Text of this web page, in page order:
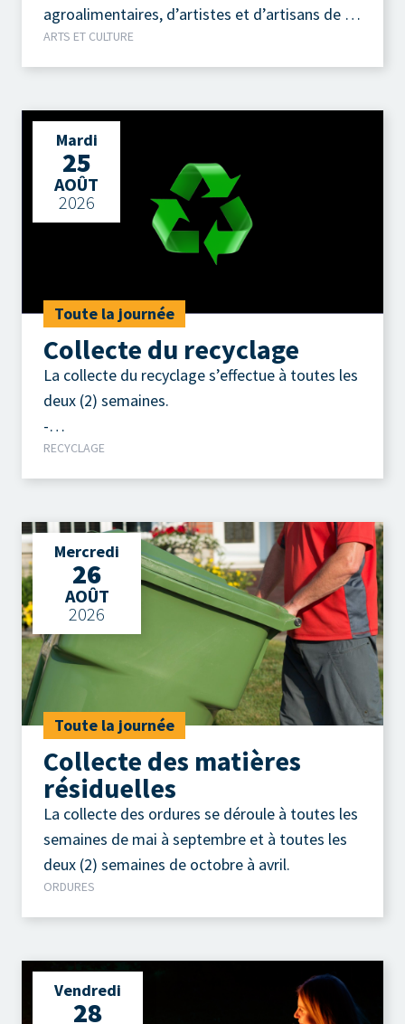
agroalimentaires, d’artistes et d’artisans de la
région.
ARTS ET CULTURE
Mardi
25
AOÛT
2026
Toute la journée
Collecte du recyclage
La collecte du recyclage s’effectue à toutes les
deux (2) semaines.
-
Contenants, emballages, imprimés.
RECYCLAGE
Mercredi
26
AOÛT
2026
Toute la journée
Collecte des matières
résiduelles
La collecte des ordures se déroule à toutes les
semaines de mai à septembre et à toutes les
deux (2) semaines de octobre à avril.
ORDURES
Vendredi
28